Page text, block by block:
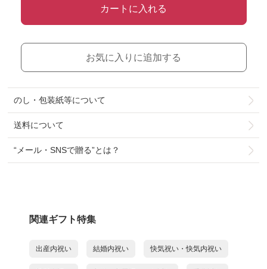
カートに入れる
お気に入りに追加する
のし・包装紙等について
送料について
“メール・SNSで贈る”とは？
関連ギフト特集
出産内祝い 結婚内祝い 快気祝い・快気内祝い